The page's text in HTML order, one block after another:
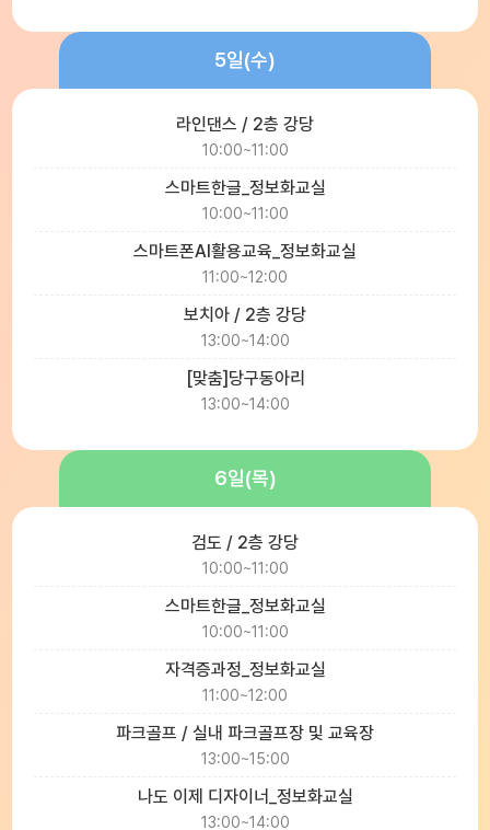
5일(수)
라인댄스 / 2층 강당
10:00~11:00
스마트한글_정보화교실
10:00~11:00
스마트폰AI활용교육_정보화교실
11:00~12:00
보치아 / 2층 강당
13:00~14:00
[맞춤]당구동아리
13:00~14:00
6일(목)
검도 / 2층 강당
10:00~11:00
스마트한글_정보화교실
10:00~11:00
자격증과정_정보화교실
11:00~12:00
파크골프 / 실내 파크골프장 및 교육장
13:00~15:00
나도 이제 디자이너_정보화교실
13:00~14:00